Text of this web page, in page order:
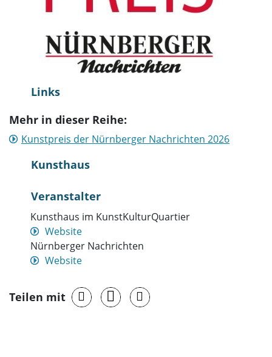
Links
Mehr in dieser Reihe:
Kunstpreis der Nürnberger Nachrichten 2026
Kunsthaus
Veranstalter
Kunsthaus im KunstKulturQuartier
Website
Nürnberger Nachrichten
Website
Teilen mit